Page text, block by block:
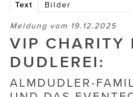
ATELIER FĒ.
CUBE
Text Bilder
Meldung vom 19.12.2025
VIP CHARITY
DUDLEREI:
ALMDUDLER-